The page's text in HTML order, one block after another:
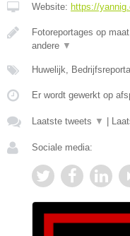
Website: https://
Fotoreportages op
andere ▼
Huwelijk,
Er wordt gewerkt op
Laatste tweets ▼
Sociale media: